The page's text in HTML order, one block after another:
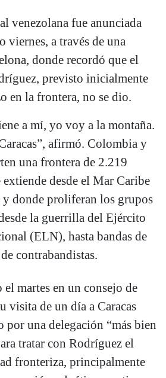
venezolana fue anunciada
viernes, a través de una
donde recordó que el
previsto inicialmente
en la frontera, no se dio.
a mí, yo voy a la montaña.
afirmó. Colombia y
una frontera de 2.219
desde el Mar Caribe
y donde proliferan los grupos
la guerrilla del Ejército
(ELN), hasta bandas de
contrabandistas.
martes en un consejo de
visita de un día a Caracas
por una delegación “más bien
tratar con Rodríguez el
fronteriza, principalmente